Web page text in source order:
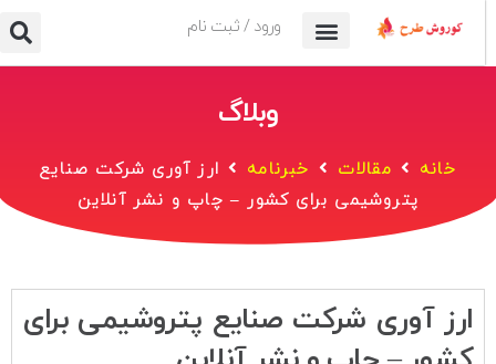
ورود / ثبت نام
وبلاگ
خانه مقالات خبرنامه
ارز آوری شرکت صنایع
پتروشیمی برای کشور – چاپ و نشر آنلاین
ارز آوری شرکت صنایع پتروشیمی برای